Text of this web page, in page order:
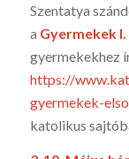
Szentatya
a Gyermekek
gyermekekhez
https://
gyermekek-
katolikus